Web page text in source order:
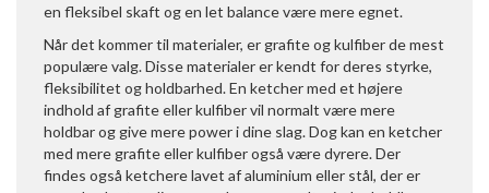
en fleksibel skaft og en let balance være mere egnet.
Når det kommer til materialer, er grafite og kulfiber de mest
populære valg. Disse materialer er kendt for deres styrke,
fleksibilitet og holdbarhed. En ketcher med et højere
indhold af grafite eller kulfiber vil normalt være mere
holdbar og give mere power i dine slag. Dog kan en ketcher
med mere grafite eller kulfiber også være dyrere. Der
findes også ketchere lavet af aluminium eller stål, der er